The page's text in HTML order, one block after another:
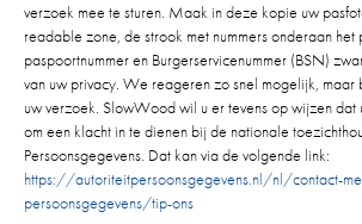
verzoek mee te sturen. Maak in deze kopie uw
readable zone, de strook met nummers onderaan het
paspoortnummer en Burgerservicenummer (BSN)
van uw privacy. We reageren zo snel mogelijk, maar
uw verzoek. SlowWood wil u er tevens op wijzen
om een klacht in te dienen bij de nationale
Persoonsgegevens. Dat kan via de volgende link:
https://autoriteitpersoonsgegevens.nl/nl/contact-
persoonsgegevens/tip-ons